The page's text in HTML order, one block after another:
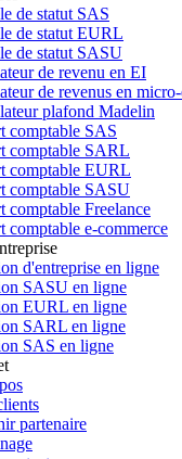
de statut SAS
de statut EURL
de statut SASU
de revenu en EI
de revenus en
plafond Madelin
comptable SAS
comptable SARL
comptable EURL
comptable SASU
comptable Freelance
comptable e-commerce
d'entreprise en ligne
SASU en ligne
EURL en ligne
SARL en ligne
SAS en ligne
partenaire